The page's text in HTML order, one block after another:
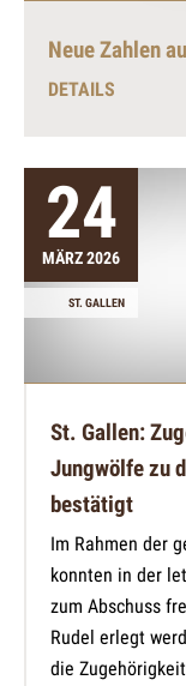
Neue Zahlen
DETAILS
24
MÄRZ 2026
ST. GALLEN
St. Gallen:
Jungwölfe zu
bestätigt
Im Rahmen der
konnten in der
zum Abschuss
Rudel erlegt
die